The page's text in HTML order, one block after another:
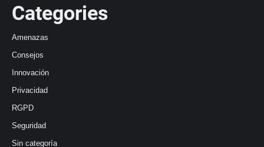
Categories
Amenazas
Consejos
Innovación
Privacidad
RGPD
Seguridad
Sin categoría